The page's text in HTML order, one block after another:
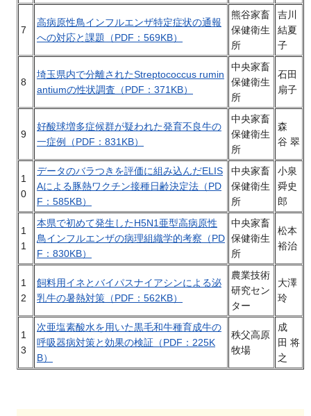
7
高病原性鳥インフルエンザ特定症状の通報
への対応と課題（PDF：569KB）
熊谷家畜
保健衛生
所
吉川
結夏
子
8
埼玉県内で分離されたStreptococcus rumin
antiumの性状調査（PDF：371KB）
中央家畜
保健衛生
所
石田
扇子
9
好酸球増多症候群が疑われた発育不良牛の
一症例（PDF：831KB）
中央家畜
保健衛生
所
森
谷 翠
1
0
データのバラつきを評価に組み込んだELIS
Aによる豚熱ワクチン接種日齢決定法（PD
F：585KB）
中央家畜
保健衛生
所
小泉
舜史
郎
1
1
本県で初めて発生したH5N1亜型高病原性
鳥インフルエンザの病理組織学的考察（PD
F：830KB）
中央家畜
保健衛生
所
松本
裕治
1
2
飼料用イネとバイパスナイアシンによる泌
乳牛の暑熱対策（PDF：562KB）
農業技術
研究セン
ター
大澤
玲
1
3
次亜塩素酸水を用いた黒毛和牛種育成牛の
呼吸器病対策と効果の検証（PDF：225K
B）
秩父高原
牧場
成
田 将
之